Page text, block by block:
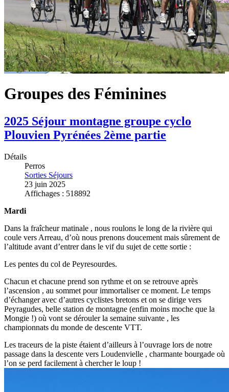
Groupes des Féminines
2025 Séjour montagne groupe cyclo
Plouvien Pyrénées 2ème partie
Détails
Perros
Sorties Séjours
23 juin 2025
Affichages : 518892
Mardi
Dans la fraîcheur matinale , nous roulons le long de la rivière qui
coule vers Arreau, d’où nous prenons doucement mais sûrement de
l’altitude avant d’entrer dans le vif du sujet de cette sortie :
Les pentes du col de Peyresourdes.
Chacun et chacune prend son rythme et on se retrouve après
l’ascension , au sommet pour immortaliser ce moment. Le temps
d’échanger avec d’autres cyclistes bretons et on se dirige vers
Peyragudes, belle station de montagne (enfin moins moche que la
Mongie !) où vont se dérouler la semaine suivante , les
championnats du monde de descente VTT.
Les traceurs de la piste étaient d’ailleurs à l’ouvrage lors de notre
passage dans la descente vers Loudenvielle , charmante bourgade où
l’on se perd facilement à chercher le loup !